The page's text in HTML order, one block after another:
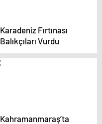
Karadeniz Fırtınası
Balıkçıları Vurdu
Kahramanmaraş’ta